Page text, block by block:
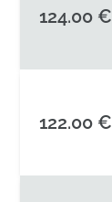
124.00 €
122.00 €